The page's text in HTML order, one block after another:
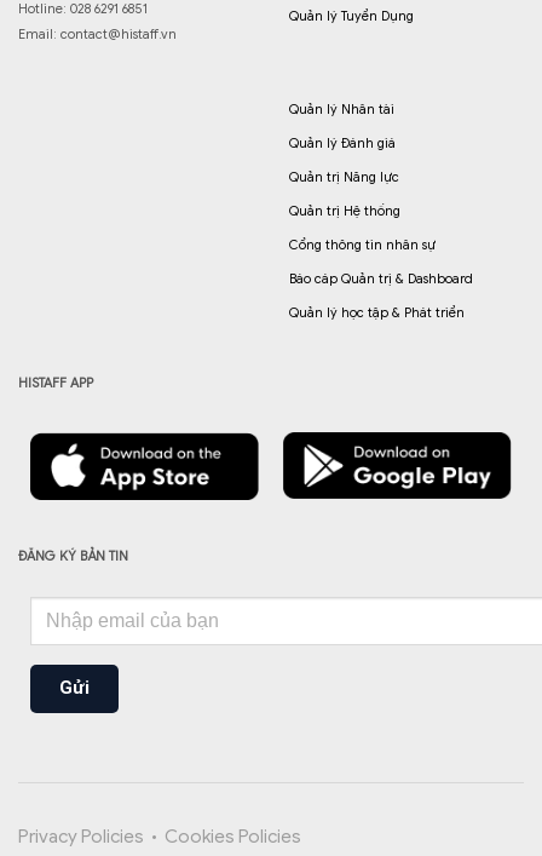
Hotline: 028 6291 6851
Email: contact@histaff.vn
Quản lý Tuyển Dụng
Quản lý Nhân tài
Quản lý Đánh giá
Quản trị Năng lực
Quản trị Hệ thống
Cổng thông tin nhân sự
Báo cáp Quản trị & Dashboard
Quản lý học tập & Phát triển
HISTAFF APP
ĐĂNG KÝ BẢN TIN
Gửi
Privacy Policies • Cookies Policies